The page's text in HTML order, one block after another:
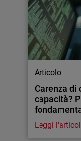
Articolo
Carenza di
capacità?
Leggi